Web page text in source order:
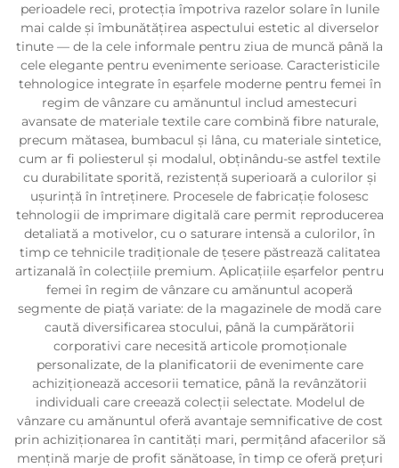
perioadele reci, protecția împotriva razelor solare în lunile
mai calde și îmbunătățirea aspectului estetic al diverselor
tinute — de la cele informale pentru ziua de muncă până la
cele elegante pentru evenimente serioase. Caracteristicile
tehnologice integrate în eșarfele moderne pentru femei în
regim de vânzare cu amănuntul includ amestecuri
avansate de materiale textile care combină fibre naturale,
precum mătasea, bumbacul și lâna, cu materiale sintetice,
cum ar fi poliesterul și modalul, obținându-se astfel textile
cu durabilitate sporită, rezistență superioară a culorilor și
ușurință în întreținere. Procesele de fabricație folosesc
tehnologii de imprimare digitală care permit reproducerea
detaliată a motivelor, cu o saturare intensă a culorilor, în
timp ce tehnicile tradiționale de țesere păstrează calitatea
artizanală în colecțiile premium. Aplicațiile eșarfelor pentru
femei în regim de vânzare cu amănuntul acoperă
segmente de piață variate: de la magazinele de modă care
caută diversificarea stocului, până la cumpărătorii
corporativi care necesită articole promoționale
personalizate, de la planificatorii de evenimente care
achiziționează accesorii tematice, până la revânzătorii
individuali care creează colecții selectate. Modelul de
vânzare cu amănuntul oferă avantaje semnificative de cost
prin achiziționarea în cantități mari, permițând afacerilor să
mențină marje de profit sănătoase, în timp ce oferă prețuri